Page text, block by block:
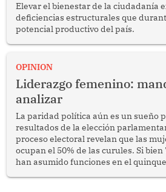
Elevar el bienestar de la ciudadanía
deficiencias estructurales que
potencial productivo del país.
OPINION
Liderazgo femenino:
analizar
La paridad política aún es un sueño
resultados de la elección
proceso electoral revelan que las
ocupan el 50% de las curules. Si
han asumido funciones en el